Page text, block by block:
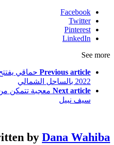
Facebook
Twitter
Pinterest
LinkedIn
See more
Previous article حماقي
2022 بالساحل الشمالي
Next article معجبة تتمكن
سيف نبيل
by Dana Wahiba